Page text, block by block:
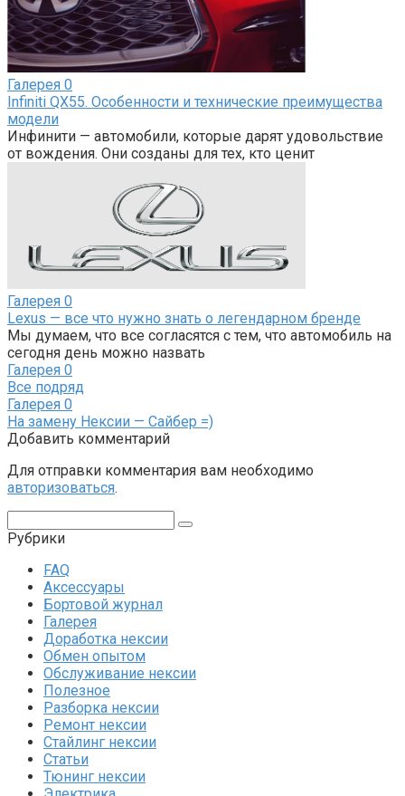
Галерея 0
Infiniti QX55. Особенности и технические преимущества
модели
Инфинити — автомобили, которые дарят удовольствие
от вождения. Они созданы для тех, кто ценит
Галерея 0
Lexus — все что нужно знать о легендарном бренде
Мы думаем, что все согласятся с тем, что автомобиль на
сегодня день можно назвать
Галерея 0
Все подряд
Галерея 0
На замену Нексии — Сайбер =)
Добавить комментарий
Для отправки комментария вам необходимо
авторизоваться.
Рубрики
FAQ
Аксессуары
Бортовой журнал
Галерея
Доработка нексии
Обмен опытом
Обслуживание нексии
Полезное
Разборка нексии
Ремонт нексии
Стайлинг нексии
Статьи
Тюнинг нексии